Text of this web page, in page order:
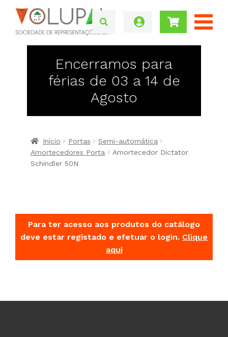
Encerramos para
férias de 03 a 14 de
Agosto
Início Portas
Semi-automática
Amortecedores Porta
Amortecedor Dictator
Schindler 50N
Para ter acesso aos produtos do catálogo
deve estar registado e efetuar o login. Clique
aqui